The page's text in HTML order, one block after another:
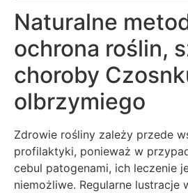
Naturalne
ochrona roślin,
choroby
olbrzymiego
Zdrowie rośliny zależy przede
profilaktyki, ponieważ w
cebul patogenami, ich leczenie
niemożliwe. Regularne lustracje